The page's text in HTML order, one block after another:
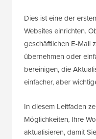
Dies ist eine der
Websites einrichten.
geschäftlichen E-Mail
übernehmen oder
bereinigen, die
einfacher, aber
In diesem Leitfaden
Möglichkeiten, Ihre
aktualisieren, damit